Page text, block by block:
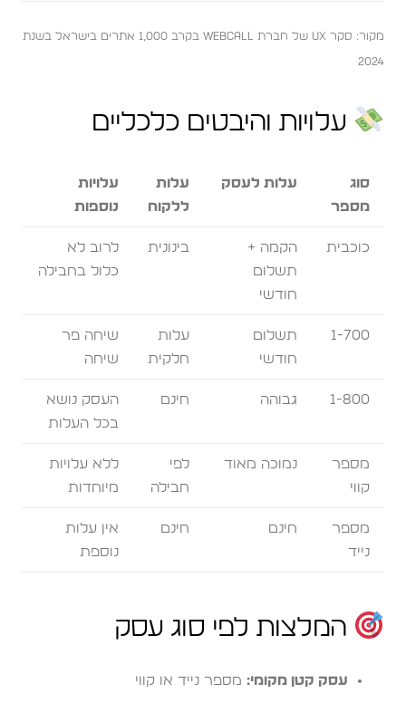
מקור: סקר UX של חברת WebCall בקרב 1,000 אתרים בישראל בשנת
2024
עלויות והיבטים כלכליים
סוג
מספר
עלות לעסק
עלות
ללקוח
עלויות
נוספות
כוכבית
הקמה +
תשלום
חודשי
בינונית
לרוב לא
כלול בחבילה
1-700
תשלום
חודשי
עלות
חלקית
שיחה פר
שיחה
1-800 גבוהה חינם
העסק נושא
בכל העלות
מספר
קווי
נמוכה מאוד
לפי
חבילה
ללא עלויות
מיוחדות
מספר
נייד
חינם חינם
אין עלות
נוספת
המלצות לפי סוג עסק
עסק קטן מקומי: מספר נייד או קווי